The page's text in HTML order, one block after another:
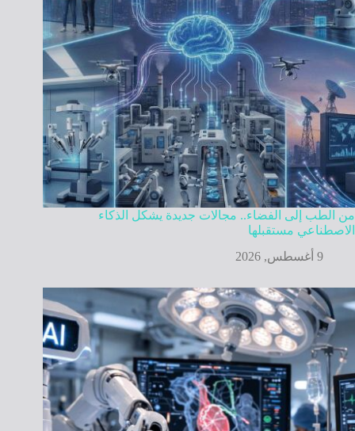
من الطب إلى الفضاء.. مجالات جديدة يشكل الذكاء
الاصطناعي مستقبلها
9 أغسطس, 2026